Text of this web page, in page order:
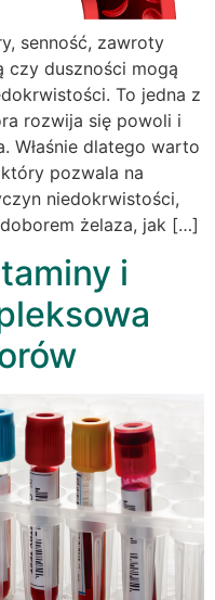
senność, zawroty
czy duszności mogą
To jedna z
rozwija się powoli i
Właśnie dlatego warto
pozwala na
niedokrwistości,
żelaza, jak […]
i